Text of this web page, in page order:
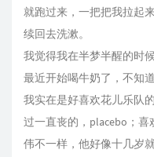
就跑过来，一把把我拉起
续回去洗漱。
我觉得我在半梦半醒的时
最近开始喝牛奶了，不知
我实在是好喜欢花儿乐队
过一直丧的，placebo；
伟不一样，他好像十几岁